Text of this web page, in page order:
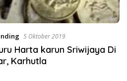
5 Oktober 2019
Harta karun Sriwijaya Di
Karhutla